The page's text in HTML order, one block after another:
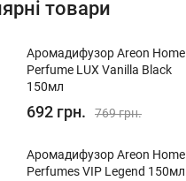
товари
Аромадифузор Areon Home
Perfume LUX Vanilla Black
150мл
692 грн. 769 грн.
Аромадифузор Areon Home
Perfumes VIP Legend 150мл